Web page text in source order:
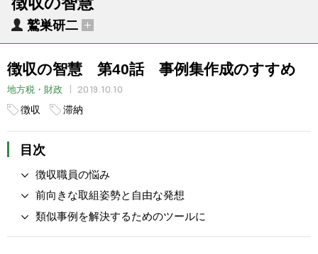
鷲巣研二
徴収の智慧 第40話 事例集作成のすすめ
地方税・財政
2019.10.10
徴収
滞納
目次
徴収職員の悩み
前向きな取組姿勢と自由な発想
類似事例を解決するためのツールに